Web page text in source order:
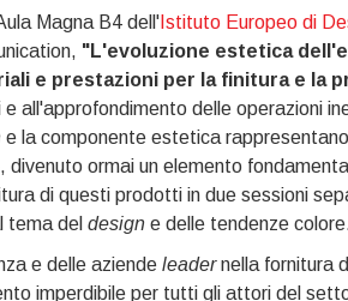
Magna B4 dell'Istituto Europeo di
"L'evoluzione estetica
e prestazioni per la finitura e la
all'approfondimento delle operazioni
e la componente estetica
ormai un elemento
di questi prodotti in due sessioni
tema del designe delle tendenze
e delle aziende leadernella fornitura
imperdibile per tutti gli attori del